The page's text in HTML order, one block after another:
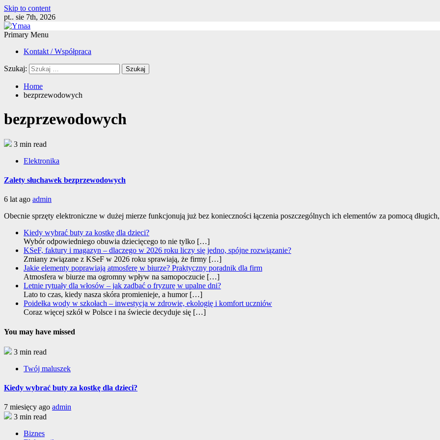
Skip to content
pt.. sie 7th, 2026
Primary Menu
Kontakt / Współpraca
Szukaj:
Home
bezprzewodowych
bezprzewodowych
3 min read
Elektronika
Zalety słuchawek bezprzewodowych
6 lat ago admin
Obecnie sprzęty elektroniczne w dużej mierze funkcjonują już bez konieczności łączenia poszczególnych ich elementów za pomocą
Kiedy wybrać buty za kostkę dla dzieci?
Wybór odpowiedniego obuwia dziecięcego to nie tylko […]
KSeF, faktury i magazyn – dlaczego w 2026 roku liczy się jedno, spójne rozwiązanie?
Zmiany związane z KSeF w 2026 roku sprawiają, że firmy […]
Jakie elementy poprawiają atmosferę w biurze? Praktyczny poradnik dla firm
Atmosfera w biurze ma ogromny wpływ na samopoczucie […]
Letnie rytuały dla włosów – jak zadbać o fryzurę w upalne dni?
Lato to czas, kiedy nasza skóra promienieje, a humor […]
Poidełka wody w szkołach – inwestycja w zdrowie, ekologię i komfort uczniów
Coraz więcej szkół w Polsce i na świecie decyduje się […]
You may have missed
3 min read
Twój maluszek
Kiedy wybrać buty za kostkę dla dzieci?
7 miesięcy ago admin
3 min read
Biznes